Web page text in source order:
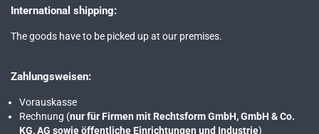
International shipping:
The goods have to be picked up at our premises.
Zahlungsweisen:
Vorauskasse
Rechnung (nur für Firmen mit Rechtsform GmbH, GmbH & Co.
KG, AG sowie öffentliche Einrichtungen und Industrie)